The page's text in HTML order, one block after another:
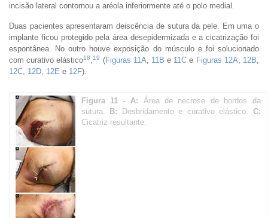
incisão lateral contornou a aréola inferiormente até o polo medial.
Duas pacientes apresentaram deiscência de sutura da pele. Em uma o
implante ficou protegido pela área desepidermizada e a cicatrização foi
espontânea. No outro houve exposição do músculo e foi solucionado
com curativo elástico18 ,19 (Figuras 11A 11B e 11C e Figuras 12A 12B
12C 12D 12E e 12F).
Figura 11 - A: Área de necrose de bordos da
sutura.
B: Desbridamento e curativo elástico. C:
Cicatriz resultante.